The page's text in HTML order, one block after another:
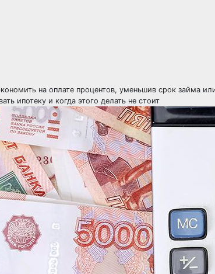
на оплате процентов, уменьшив срок займа
ипотеку и когда этого делать не стоит